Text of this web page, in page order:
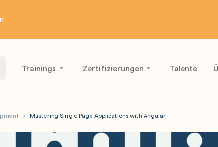
Trainings Zertifizierungen Talente
Mastering Single Page Applications with Angular